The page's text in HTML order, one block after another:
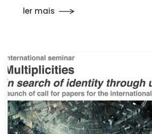
ler mais